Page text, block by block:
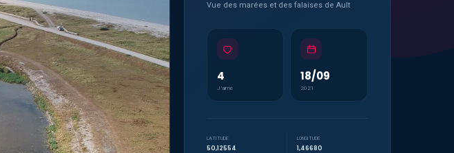
Vue des marées et des falaises de Ault
4
J’aime
18/09
2021
LATITUDE
50,12554
LONGITUDE
1,46680